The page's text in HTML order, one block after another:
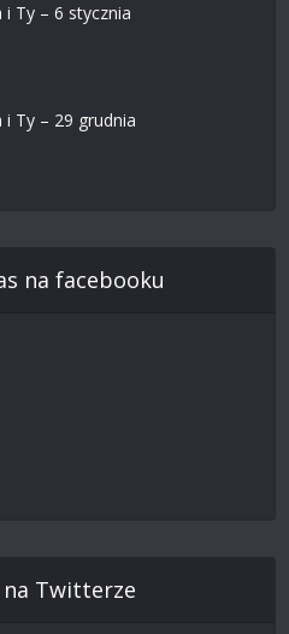
i Ty – 6 stycznia
i Ty – 29 grudnia
na facebooku
na Twitterze